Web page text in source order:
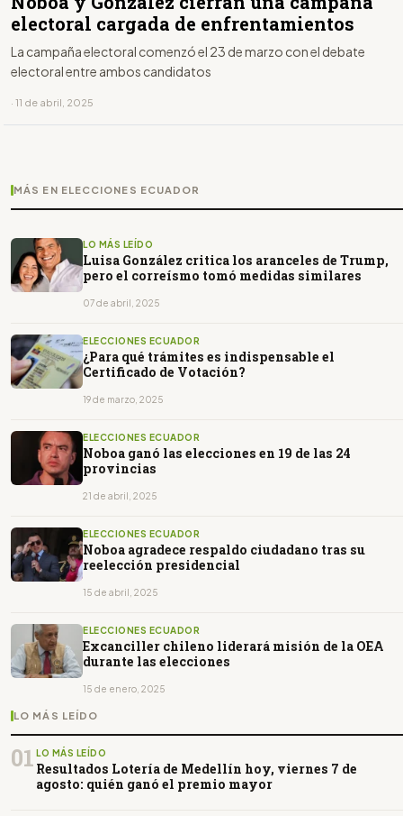
electoral cargada de enfrentamientos
La campaña electoral comenzó el 23 de marzo con el debate
electoral entre ambos candidatos
· 11 de abril, 2025
MÁS EN ELECCIONES ECUADOR
LO MÁS LEÍDO
Luisa González critica los aranceles de Trump,
pero el correísmo tomó medidas similares
07 de abril, 2025
ELECCIONES ECUADOR
¿Para qué trámites es indispensable el
Certificado de Votación?
19 de marzo, 2025
ELECCIONES ECUADOR
Noboa ganó las elecciones en 19 de las 24
provincias
21 de abril, 2025
ELECCIONES ECUADOR
Noboa agradece respaldo ciudadano tras su
reelección presidencial
15 de abril, 2025
ELECCIONES ECUADOR
Excanciller chileno liderará misión de la OEA
durante las elecciones
15 de enero, 2025
LO MÁS LEÍDO
01 LO MÁS LEÍDO
Resultados Lotería de Medellín hoy, viernes 7 de
agosto: quién ganó el premio mayor